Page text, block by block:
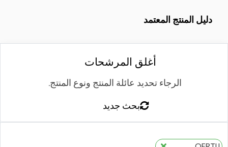
المنتج المعتمد
أغلق المرشحات
الرجاء تحديد عائلة المنتج ونوع المنتج.
بحث جديد